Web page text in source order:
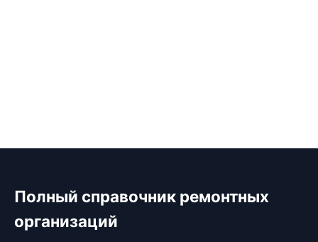
Полный справочник ремонтных
организаций